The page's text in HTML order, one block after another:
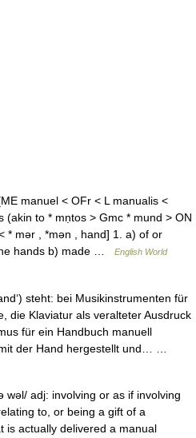
manuel < OFr < L manualis <
(akin to * mṇtos > Gmc * mund > ON
* mər , *mən , hand] 1. a) of or
hands b) made …
English World
steht: bei Musikinstrumenten für
die Klaviatur als veralteter Ausdruck
für ein Handbuch manuell
mit der Hand hergestellt und… …
wəl/ adj: involving or as if involving
to, or being a gift of a
is actually delivered a manual